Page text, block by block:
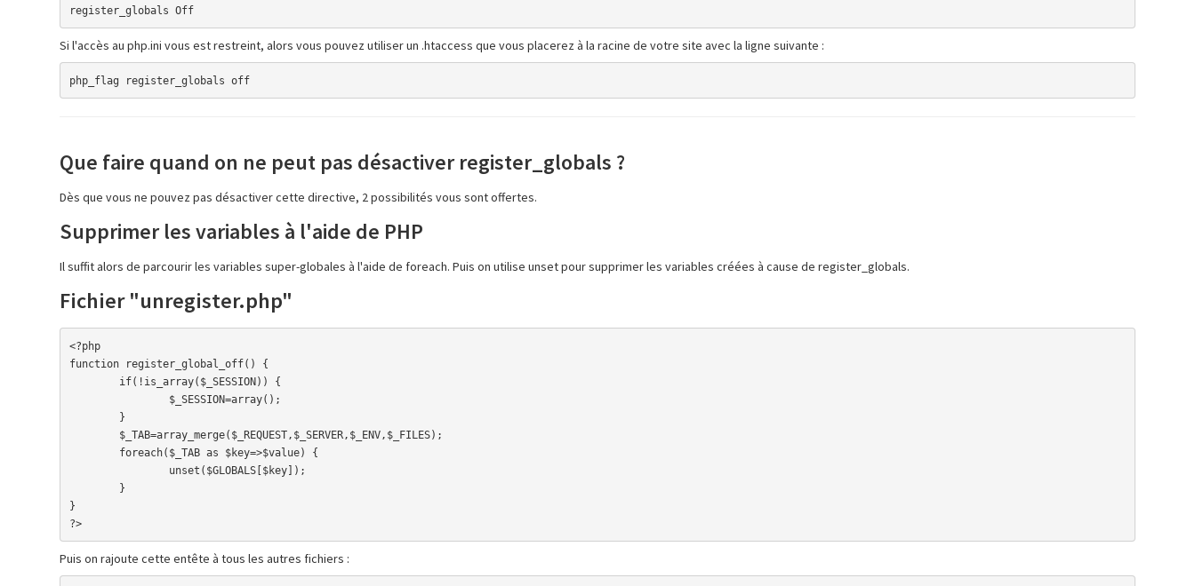
register_globals Off
Si l'accès au php.ini vous est restreint, alors vous pouvez utiliser un .htaccess que vous placerez à la racine de votre site avec la ligne suivante :
php_flag register_globals off
Que faire quand on ne peut pas désactiver register_globals ?
Dès que vous ne pouvez pas désactiver cette directive, 2 possibilités vous sont offertes.
Supprimer les variables à l'aide de PHP
Il suffit alors de parcourir les variables super-globales à l'aide de foreach. Puis on utilise unset pour supprimer les variables créées à cause de register_globals.
Fichier "unregister.php"
<?php
function register_global_off() {
}
?>
Puis on rajoute cette entête à tous les autres fichiers :